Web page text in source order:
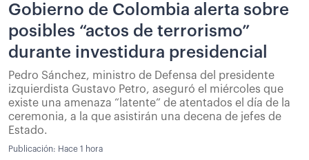
Gobierno de Colombia alerta sobre
posibles “actos de terrorismo”
durante investidura presidencial
Pedro Sánchez, ministro de Defensa del presidente
izquierdista Gustavo Petro, aseguró el miércoles que
existe una amenaza “latente” de atentados el día de la
ceremonia, a la que asistirán una decena de jefes de
Estado.
Publicación: Hace 1 hora